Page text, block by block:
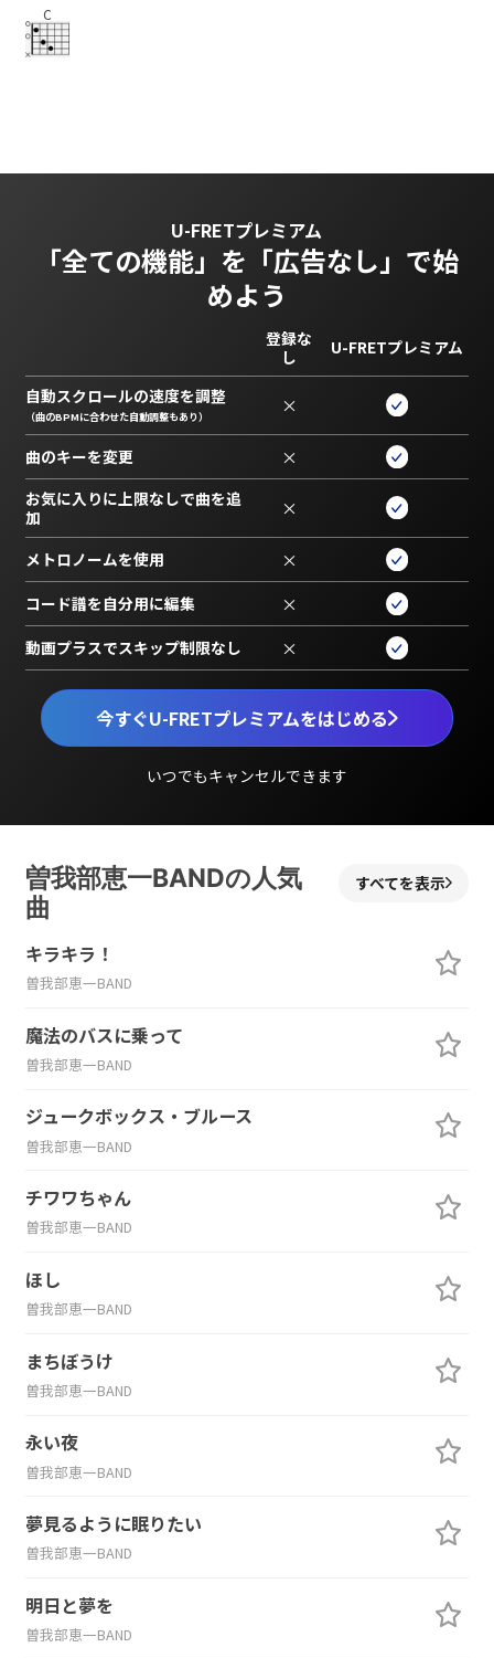
C
U-FRETプレミアム
「全ての機能」を 「広告なし」で始
めよう
今すぐU-FRETプレミアムをはじめる
いつでもキャンセルできます
登録な
し
U-FRETプレミアム
自動スクロールの速度を調整
（曲のBPMに合わせた自動調整もあり） ×
曲のキーを変更 ×
お気に入りに上限なしで曲を追
加
×
メトロノームを使用 ×
コード譜を自分用に編集 ×
動画プラスでスキップ制限なし ×
曽我部恵一BANDの人気
曲
すべてを表示
キラキラ！
曽我部恵一BAND
魔法のバスに乗って
曽我部恵一BAND
ジュークボックス・ブルース
曽我部恵一BAND
チワワちゃん
曽我部恵一BAND
ほし
曽我部恵一BAND
まちぼうけ
曽我部恵一BAND
永い夜
曽我部恵一BAND
夢見るように眠りたい
曽我部恵一BAND
明日と夢を
曽我部恵一BAND